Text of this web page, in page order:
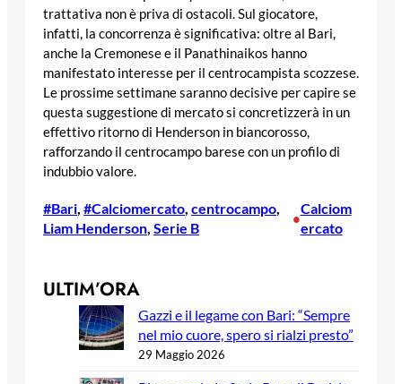
trattativa non è priva di ostacoli. Sul giocatore,
infatti, la concorrenza è significativa: oltre al Bari,
anche la Cremonese e il Panathinaikos hanno
manifestato interesse per il centrocampista scozzese.
Le prossime settimane saranno decisive per capire se
questa suggestione di mercato si concretizzerà in un
effettivo ritorno di Henderson in biancorosso,
rafforzando il centrocampo barese con un profilo di
indubbio valore.
#Bari #Calciomercato centrocampo
Liam Henderson Serie B
•
Calciom
ercato
ULTIM’ORA
Gazzi e il legame con Bari: “Sempre
nel mio cuore, spero si rialzi presto”
29 Maggio 2026